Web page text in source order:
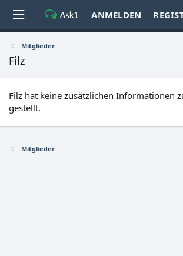
ANMELDEN
Mitglieder
Filz
Filz hat keine zusätzlichen Informationen
gestellt.
Mitglieder